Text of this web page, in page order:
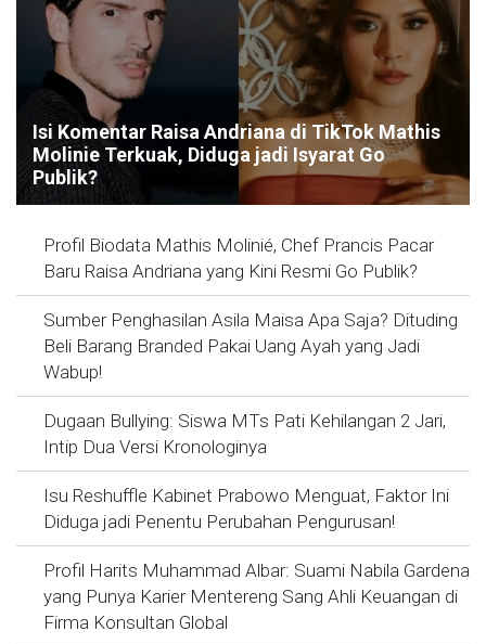
Isi Komentar Raisa Andriana di TikTok Mathis
Molinie Terkuak, Diduga jadi Isyarat Go
Publik?
Profil Biodata Mathis Molinié, Chef Prancis Pacar
Baru Raisa Andriana yang Kini Resmi Go Publik?
Sumber Penghasilan Asila Maisa Apa Saja? Dituding
Beli Barang Branded Pakai Uang Ayah yang Jadi
Wabup!
Dugaan Bullying: Siswa MTs Pati Kehilangan 2 Jari,
Intip Dua Versi Kronologinya
Isu Reshuffle Kabinet Prabowo Menguat, Faktor Ini
Diduga jadi Penentu Perubahan Pengurusan!
Profil Harits Muhammad Albar: Suami Nabila Gardena
yang Punya Karier Mentereng Sang Ahli Keuangan di
Firma Konsultan Global